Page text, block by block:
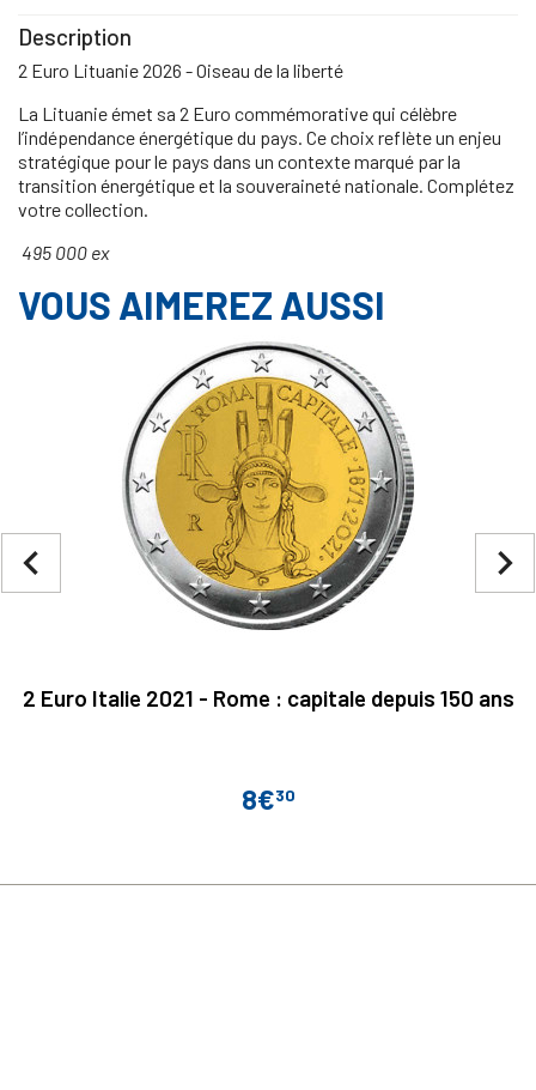
Description
2 Euro Lituanie 2026 - Oiseau de la liberté
La Lituanie émet sa 2 Euro commémorative qui célèbre
l’indépendance énergétique du pays. Ce choix reflète un enjeu
stratégique pour le pays dans un contexte marqué par la
transition énergétique et la souveraineté nationale. Complétez
votre collection.
495 000 ex
VOUS AIMEREZ AUSSI
2 Euro Italie 2021 - Rome : capitale depuis 150 ans
Prix
8€30
navigate_next
navigate_before